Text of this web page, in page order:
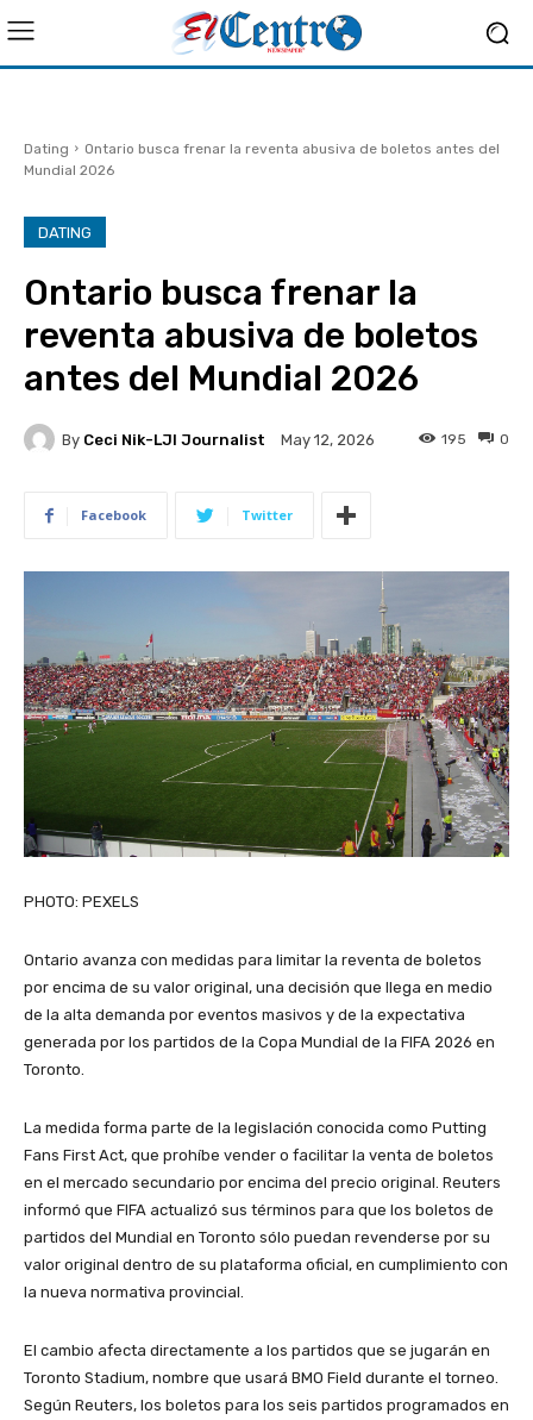
Dating
Ontario busca frenar la reventa abusiva de boletos antes del
Mundial 2026
DATING
Ontario busca frenar la
reventa abusiva de boletos
antes del Mundial 2026
By Ceci Nik-LJI Journalist May 12, 2026 0
195
Facebook Twitter
PHOTO: PEXELS
Ontario avanza con medidas para limitar la reventa de boletos
por encima de su valor original, una decisión que llega en medio
de la alta demanda por eventos masivos y de la expectativa
generada por los partidos de la Copa Mundial de la FIFA 2026 en
Toronto.
La medida forma parte de la legislación conocida como Putting
Fans First Act, que prohíbe vender o facilitar la venta de boletos
en el mercado secundario por encima del precio original. Reuters
informó que FIFA actualizó sus términos para que los boletos de
partidos del Mundial en Toronto sólo puedan revenderse por su
valor original dentro de su plataforma oficial, en cumplimiento con
la nueva normativa provincial.
El cambio afecta directamente a los partidos que se jugarán en
Toronto Stadium, nombre que usará BMO Field durante el torneo.
Según Reuters, los boletos para los seis partidos programados en